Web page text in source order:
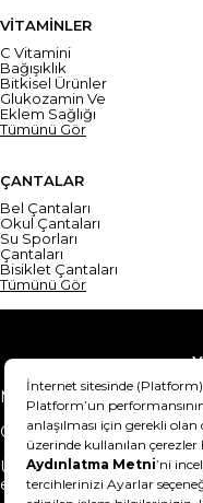
VİTAMİNLER
C Vitamini
Bağışıklık
Bitkisel Ürünler
Glukozamin Ve
Eklem Sağlığı
Tümünü Gör
ÇANTALAR
Bel Çantaları
Okul Çantaları
Su Sporları
Çantaları
Bisiklet Çantaları
Tümünü Gör
Mesafeli Satış Sözleşmesi
Gizlilik Sözleşmesi
Ürünümü nasıl iade
edebilirim?